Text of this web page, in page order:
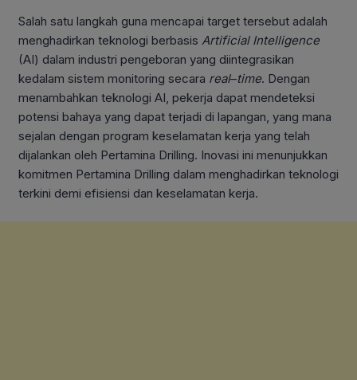
Salah satu langkah guna mencapai target tersebut adalah
menghadirkan teknologi berbasis Artificial Intelligence
(AI) dalam industri pengeboran yang diintegrasikan
kedalam sistem monitoring secara real–time. Dengan
menambahkan teknologi AI, pekerja dapat mendeteksi
potensi bahaya yang dapat terjadi di lapangan, yang mana
sejalan dengan program keselamatan kerja yang telah
dijalankan oleh Pertamina Drilling. Inovasi ini menunjukkan
komitmen Pertamina Drilling dalam menghadirkan teknologi
terkini demi efisiensi dan keselamatan kerja.